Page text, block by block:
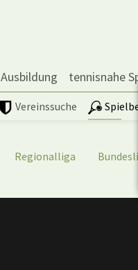
Ausbildung tennisnahe
Vereinssuche
Regionalliga